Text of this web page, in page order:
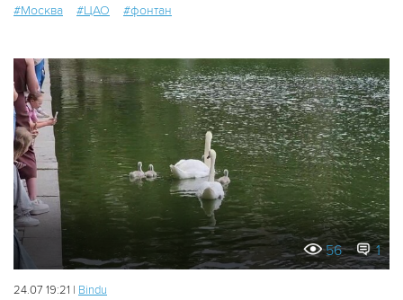
#Москва #ЦАО #фонтан
56 1
24.07 19:21 | Bindu